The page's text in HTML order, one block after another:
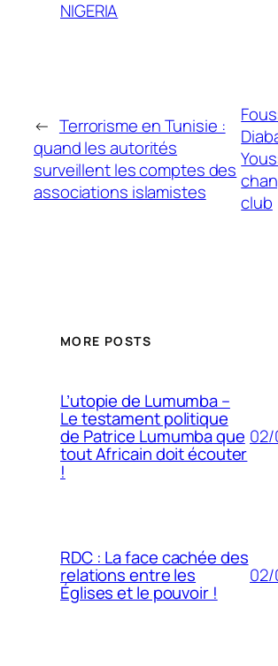
NIGERIA
← Terrorisme en Tunisie :
quand les autorités
surveillent les comptes des
associations islamistes
club
MORE POSTS
L’utopie de Lumumba –
Le testament politique
de Patrice Lumumba que
tout Africain doit écouter
!
RDC : La face cachée des
relations entre les
Églises et le pouvoir !